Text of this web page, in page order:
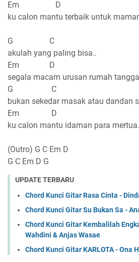
Em D
ku calon mantu terbaik untuk
G C
akulah yang paling bisa..
Em D
segala macam urusan rumah
G C
bukan sekedar masak atau dandan
Em D
ku calon mantu idaman para
(Outro) G C Em D
G C Em D G
UPDATE TERBARU
Chord Kunci Gitar Rasa Cinta -
Chord Kunci Gitar Su Bukan Sa -
Chord Kunci Gitar Kembalilah
Wahdini & Anjas Wasae
Chord Kunci Gitar KARLOTA - Ona